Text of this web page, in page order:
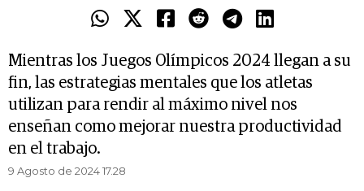
Mientras los Juegos Olímpicos 2024 llegan a su
fin, las estrategias mentales que los atletas
utilizan para rendir al máximo nivel nos
enseñan como mejorar nuestra productividad
en el trabajo.
9 Agosto de 2024 17.28